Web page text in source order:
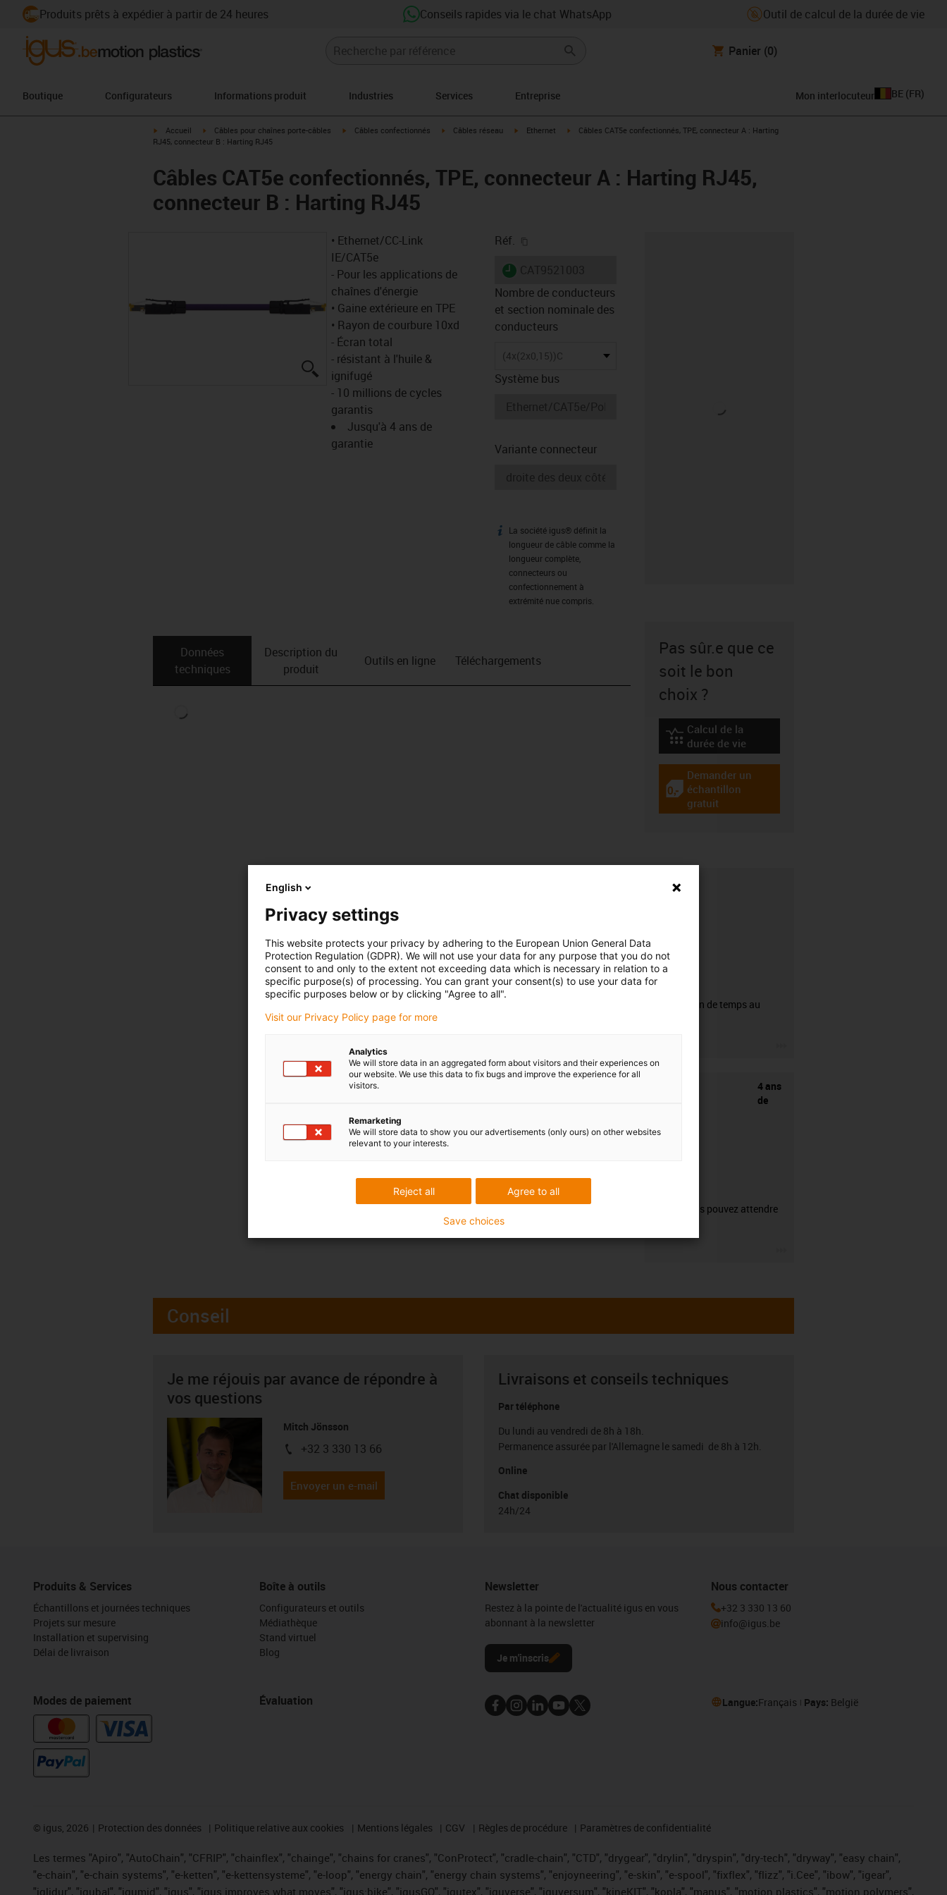
Produits prêts à expédier à partir de 24 heures Conseils rapides via le chat WhatsApp Outil de calcul de la durée de vie
Panier (0)
Boutique Configurateurs Informations produit Industries Services Entreprise Mon interlocuteur BE (FR)
igus-icon-arrow-right
Accueil igus-icon-arrow-right
Câbles pour chaînes porte-câbles igus-icon-arrow-right
Câbles confectionnés igus-icon-arrow-right
Câbles réseau igus-icon-arrow-right
Ethernet igus-icon-arrow-right
Câbles CAT5e confectionnés, TPE, connecteur A : Harting
RJ45, connecteur B : Harting RJ45
Câbles CAT5e confectionnés, TPE, connecteur A : Harting RJ45,
connecteur B : Harting RJ45
igus-icon-lupe
• Ethernet/CC-Link
IE/CAT5e
- Pour les applications de
chaînes d'énergie
• Gaine extérieure en TPE
• Rayon de courbure 10xd
- Écran total
- résistant à l'huile &
ignifugé
- 10 millions de cycles
garantis
Jusqu'à 4 ans de
garantie
Réf.
igus-icon-lieferzeit
Nombre de conducteurs
et section nominale des
conducteurs
(4x(2x0,15))C
Système bus
Variante connecteur
igus-icon-info
La société igus® définit la
longueur de câble comme la
longueur complète,
connecteurs ou
confectionnement à
extrémité nue compris.
Données
techniques
Description du
produit
Outils en ligne Téléchargements
Pas sûr.e que ce
soit le bon
choix ?
igus-icon-lebensdauerrechner
Calcul de la
durée de vie
igus-icon-gratismuster
Demander un
échantillon
gratuit
CFRIP®
50% de gain de temps au
4 ans
de
Ce que vous pouvez attendre
Conseil
Je me réjouis par avance de répondre à
vos questions
Mitch Jönsson
igus-icon-phone
+32 3 330 13 66
Envoyer un e-mail
Livraisons et conseils techniques
Par téléphone
Du lundi au vendredi de 8h à 18h.
Permanence assurée par l'Allemagne le samedi de 8h à 12h.
Online
Chat disponible
24h/24
Produits & Services
Échantillons et journées techniques
Projets sur mesure
Installation et supervising
Délai de livraison
Modes de paiement
Boîte à outils
Configurateurs et outils
Médiathèque
Stand virtuel
Blog
Évaluation
Newsletter
Restez à la pointe de l'actualité igus en vous
abonnant à la newsletter
Je m'inscris
Nous contacter
+32 3 330 13 60
info@igus.be
Langue:Français Pays: België
© igus, 2026 Protection des données Politique relative aux cookies Mentions légales CGV Règles de procédure Paramètres de confidentialité
Les termes "Apiro", "AutoChain", "CFRIP", "chainflex", "chainge", "chains for cranes", "ConProtect", "cradle-chain", "CTD", "drygear", "drylin", "dryspin", "dry-tech", "dryway", "easy chain",
"e-chain", "e-chain systems", "e-ketten", "e-kettensysteme", "e-loop", "energy chain", "energy chain systems", "enjoyneering", "e-skin", "e-spool", "fixflex", "flizz", "i.Cee", "ibow", "igear",
"iglidur", "igubal", "igumid", "igus", "igus improves what moves", "igus:bike", "igusGO", "igutex", "iguverse", "iguversum", "kineKIT", "kopla", "manus", "motion plastics", "motion polymers",
English
Privacy settings
This website protects your privacy by adhering to the European Union General Data
Protection Regulation (GDPR). We will not use your data for any purpose that you do not
consent to and only to the extent not exceeding data which is necessary in relation to a
specific purpose(s) of processing. You can grant your consent(s) to use your data for
specific purposes below or by clicking "Agree to all".
Visit our Privacy Policy page for more
Analytics
We will store data in an aggregated form about visitors and their experiences on
our website. We use this data to fix bugs and improve the experience for all
visitors.
Remarketing
We will store data to show you our advertisements (only ours) on other websites
relevant to your interests.
Agree to all
Reject all
Save choices